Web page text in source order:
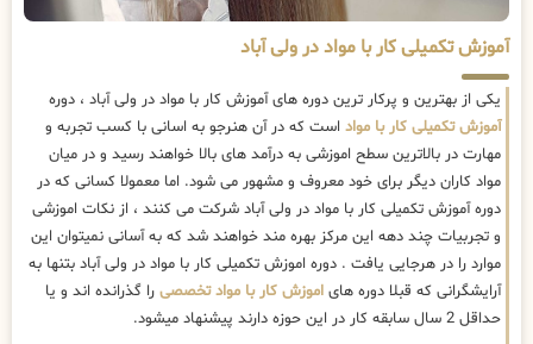
آموزش تکمیلی کار با مواد در ولی آباد
یکی از بهترین و پرکار ترین دوره های آموزش کار با مواد در ولی آباد ، دوره
آموزش تکمیلی کار با مواد است که در آن هنرجو به اسانی با کسب تجربه و
مهارت در بالاترین سطح اموزشی به درآمد های بالا خواهند رسید و در میان
مواد کاران دیگر برای خود معروف و مشهور می شود. اما معمولا کسانی که در
دوره آموزش تکمیلی کار با مواد در ولی آباد شرکت می کنند ، از نکات اموزشی
و تجربیات چند دهه این مرکز بهره مند خواهند شد که به آسانی نمیتوان این
موارد را در هرجایی یافت . دوره اموزش تکمیلی کار با مواد در ولی آباد بتنها به
آرایشگرانی که قبلا دوره های اموزش کار با مواد تخصصی را گذرانده اند و یا
حداقل 2 سال سابقه کار در این حوزه دارند پیشنهاد میشود.